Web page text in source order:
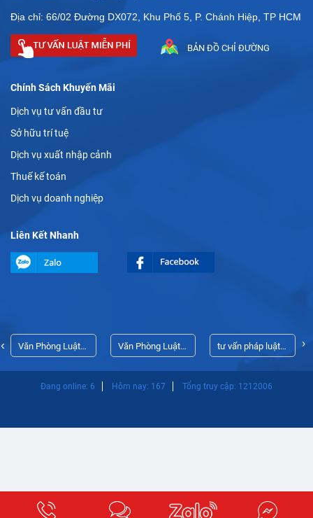
Địa chỉ: 66/02 Đường DX072, Khu Phố 5, P. Chánh Hiệp, TP HCM
BẢN ĐỒ CHỈ ĐƯỜNG
Chính Sách Khuyến Mãi
Dịch vụ tư vấn đầu tư
Sở hữu trí tuệ
Dịch vụ xuất nhập cảnh
Thuế kế toán
Dịch vụ doanh nghiệp
Liên Kết Nhanh
Văn Phòng Luật
Sư Thủ Dầu Một
Bình Dương
Văn Phòng Luật
Sư Thủ Dầu Một
tư vấn pháp luật
doanh nghiệp
thường xuyên
‹ ›
Đang online: 6 Hôm nay: 167 Tổng truy cập: 1212006